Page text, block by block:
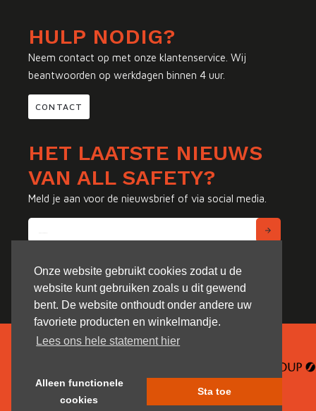
Onze website gebruikt cookies zodat u de
website kunt gebruiken zoals u dit gewend
bent. De website onthoudt onder andere uw
favoriete producten en winkelmandje.
Lees ons hele statement hier
Alleen functionele
cookies
Sta toe
HULP NODIG?
Neem contact op met onze klantenservice. Wij
beantwoorden op werkdagen binnen 4 uur.
CONTACT
HET LAATSTE NIEUWS
VAN ALL SAFETY?
Meld je aan voor de nieuwsbrief of via social media.